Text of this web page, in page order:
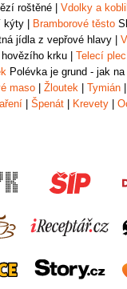
roštěné Vdolky a
kýty Bramborové těsto
jídla z vepřové hlavy
krku Telecí plec
Polévka je grund - jak
maso Žloutek Tymián
Špenát Krevety